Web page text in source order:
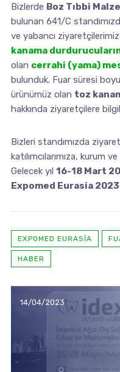
Bizlerde Boz Tıbbi
bulunan 641/C
ve yabancı
kanama
olan cerrahi (yama)
bulunduk. Fuar süresi
ürünümüz olan toz
hakkında ziyaretçilere
Bizleri standımızda
katılımcılarımıza, kurum
Gelecek yıl 16-18 Mart
Expomed Eurasia 2023
EXPOMED EURASIA
HABER
14/04/2023